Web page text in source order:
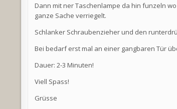
Dann mit ner Taschenlampe da hin funzeln
ganze Sache verriegelt.
Schlanker Schraubenzieher und den
Bei bedarf erst mal an einer gangbaren Tür
Dauer: 2-3 Minuten!
Viell Spass!
Grüsse